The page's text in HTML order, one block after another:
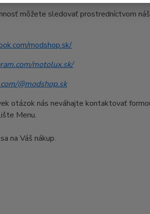
môžete sledovať prostredníctvom
modshop.sk/
motolux.sk/
@modshop.sk
otázok nás neváhajte kontaktovať
Menu.
na Váš nákup.